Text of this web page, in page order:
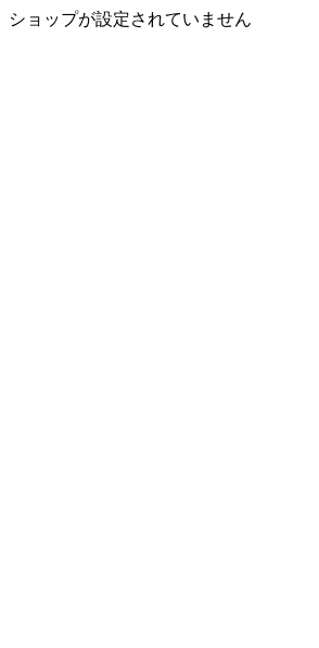
ショップが設定されていません